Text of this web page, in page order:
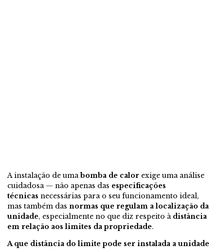
A instalação de umabomba de calor exige uma análise
cuidadosa — não apenas das especificações
técnicas necessárias para o seu funcionamento ideal,
mas também das normas que regulam a localização da
unidade, especialmente no que diz respeito à distância
em relação aos limites da propriedade.
A que distância do limite pode ser instalada a unidade